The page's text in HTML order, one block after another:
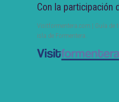
Con la participación
Visitformentera.com | Guía de
isla de Formentera.